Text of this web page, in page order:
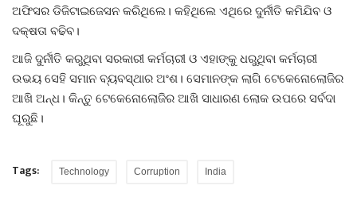
ଅଫିସର ଡିଜିଟାଇଜେସନ କରିଥିଲେ। କହିଥିଲେ ଏଥିରେ ଦୁର୍ନୀତି କମିଯିବ ଓ
ଦକ୍ଷତା ବଢିବ।
ଆଜି ଦୁର୍ନୀତି କରୁଥିବା ସରକାରୀ କର୍ମଚାରୀ ଓ ଏହାଙ୍କୁ ଧରୁଥିବା କର୍ମଚାରୀ
ଉଭୟ ସେହି ସମାନ ବ୍ୟବସ୍ଥାର ଅଂଶ। ସେମାନଙ୍କ ଲାଗି ଟେକେନୋଲୋଜିର
ଆଖି ଅନ୍ଧ। କିନ୍ତୁ ଟେକେନୋଲୋଜିର ଆଖି ସାଧାରଣ ଲୋକ ଉପରେ ସର୍ବଦା
ଘୂରୁଛି।
Tags: Technology Corruption India